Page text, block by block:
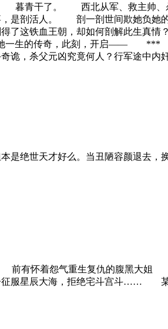
干了。 西北从军、救主帅、杀
剖活人。 剖一剖世间欺她负她
这铁血王朝，却如何剖解此生真
她一生的传奇，此刻，开启——
，杀父元凶究竟何人？行军途中内
绝世天才好么。当丑陋容颜退去
前有怀着怨气重生复仇的腹黑大
星辰大海，拒绝宅斗宫斗…… 某